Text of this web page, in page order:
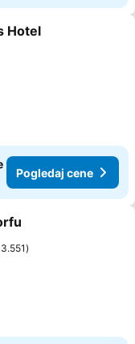
Hotel
Pogledaj cene
3.551